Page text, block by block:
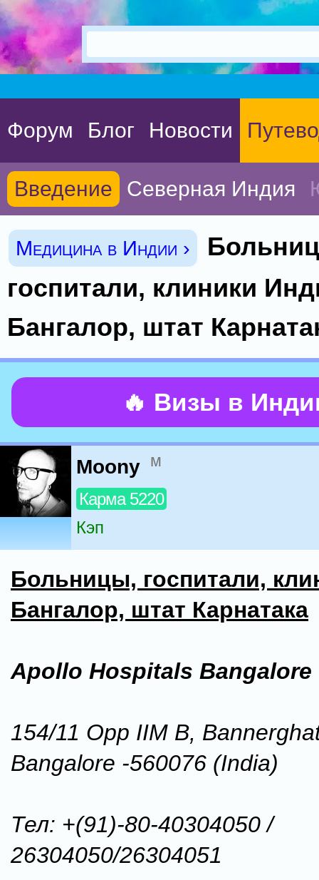
Форум Блог Новости
Введение Северная Индия
Медицина в Индии ›
госпитали, клиники
Бангалор, штат
🔥 Визы в
Moony м
Карма 5220
Кэп
Больницы, госпитали,
Бангалор, штат Карнатака
Apollo Hospitals Bangalore
154/11 Opp IIM B,
Bangalore -560076 (India)
Тел: +(91)-80-40304050 /
26304050/26304051